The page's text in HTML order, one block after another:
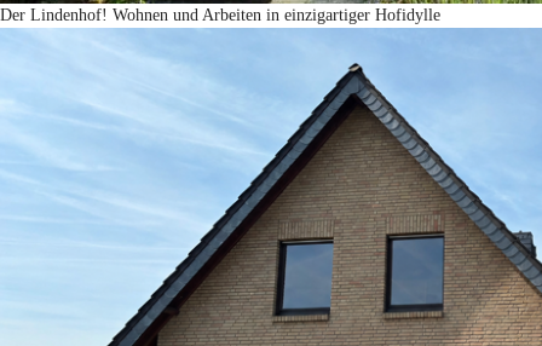
Der Lindenhof! Wohnen und Arbeiten in einzigartiger Hofidylle